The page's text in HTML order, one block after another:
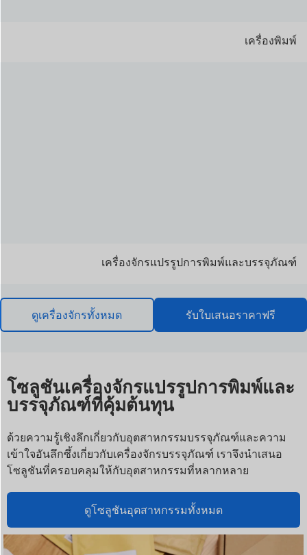
เครื่องพิมพ์
เครื่องจักรแปรรูปการพิมพ์และบรรจุภัณฑ์
ดูเครื่องจักรทั้งหมด รับใบเสนอราคาฟรี
โซลูชันเครื่องจักรแปรรูปการพิมพ์และ
บรรจุภัณฑ์ที่คุ้มต้นทุน
ด้วยความรู้เชิงลึกเกี่ยวกับอุตสาหกรรมบรรจุภัณฑ์และความ
เข้าใจอันลึกซึ้งเกี่ยวกับเครื่องจักรบรรจุภัณฑ์ เราจึงนำเสนอ
โซลูชันที่ครอบคลุมให้กับอุตสาหกรรมที่หลากหลาย
ดูโซลูชันอุตสาหกรรมทั้งหมด